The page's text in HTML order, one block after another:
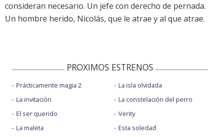
consideran necesario. Un jefe con derecho de pernada.
Un hombre herido, Nicolás, que le atrae y al que atrae.
PROXIMOS ESTRENOS
Prácticamente magia 2
La invitación
El ser querido
La maleta
La isla olvidada
La constelación del perro
Verity
Esta soledad